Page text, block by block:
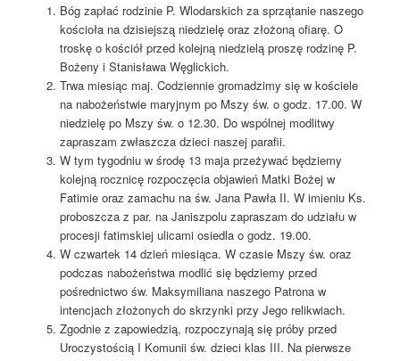
Bóg zapłać rodzinie P. Wlodarskich za sprzątanie naszego
kościoła na dzisiejszą niedzielę oraz złożoną ofiarę. O
troskę o kościół przed kolejną niedzielą proszę rodzinę P.
Bożeny i Stanisława Węglickich.
Trwa miesiąc maj. Codziennie gromadzimy się w kościele
na nabożeństwie maryjnym po Mszy św. o godz. 17.00. W
niedzielę po Mszy św. o 12.30. Do wspólnej modlitwy
zapraszam zwłaszcza dzieci naszej parafii.
W tym tygodniu w środę 13 maja przeżywać będziemy
kolejną rocznicę rozpoczęcia objawień Matki Bożej w
Fatimie oraz zamachu na św. Jana Pawła II. W imieniu Ks.
proboszcza z par. na Janiszpolu zapraszam do udziału w
procesji fatimskiej ulicami osiedla o godz. 19.00.
W czwartek 14 dzień miesiąca. W czasie Mszy św. oraz
podczas nabożeństwa modlić się będziemy przed
pośrednictwo św. Maksymiliana naszego Patrona w
intencjach złożonych do skrzynki przy Jego relikwiach.
Zgodnie z zapowiedzią, rozpoczynają się próby przed
Uroczystością I Komunii św. dzieci klas III. Na pierwsze